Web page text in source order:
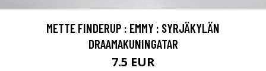
METTE FINDERUP : EMMY : SYRJÄKYLÄN
DRAAMAKUNINGATAR
7.5 EUR